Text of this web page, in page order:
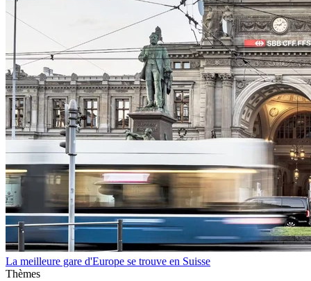
La meilleure gare d'Europe se trouve en Suisse
Thèmes